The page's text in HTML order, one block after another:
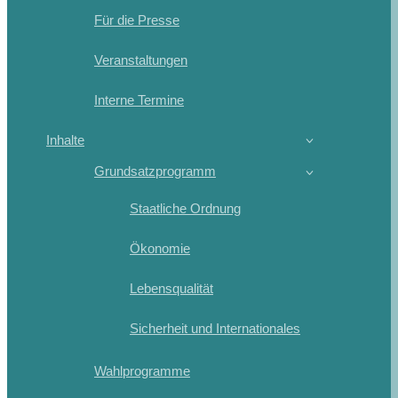
Für die Presse
Veranstaltungen
Interne Termine
Inhalte
Grundsatzprogramm
Staatliche Ordnung
Ökonomie
Lebensqualität
Sicherheit und Internationales
Wahlprogramme